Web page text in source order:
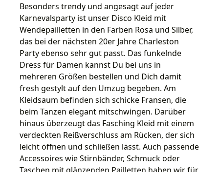
Besonders trendy und angesagt auf jeder
Karnevalsparty ist unser Disco Kleid mit
Wendepailletten in den Farben Rosa und Silber,
das bei der nächsten 20er Jahre Charleston
Party ebenso sehr gut passt. Das funkelnde
Dress für Damen kannst Du bei uns in
mehreren Größen bestellen und Dich damit
fresh gestylt auf den Umzug begeben. Am
Kleidsaum befinden sich schicke Fransen, die
beim Tanzen elegant mitschwingen. Darüber
hinaus überzeugt das Fasching Kleid mit einem
verdeckten Reißverschluss am Rücken, der sich
leicht öffnen und schließen lässt. Auch passende
Accessoires wie Stirnbänder, Schmuck oder